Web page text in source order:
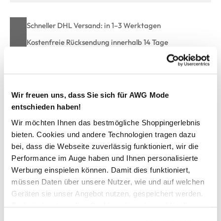
Wir freuen uns, dass Sie sich für AWG Mode
entschieden haben!
Wir möchten Ihnen das bestmögliche Shoppingerlebnis
bieten. Cookies und andere Technologien tragen dazu
bei, dass die Webseite zuverlässig funktioniert, wir die
Performance im Auge haben und Ihnen personalisierte
Werbung einspielen können. Damit dies funktioniert,
müssen Daten über unsere Nutzer, wie und auf welchen
Geräten sie unser Angebot nutzen, gespeichert werden.
Schneller DHL Versand: in 1–3 Werktagen
Kostenfreie Rücksendung innerhalb 14 Tage
Kostenlose Filiallieferung in Ihre Wunschfiliale
Zur Wunschliste hinzufügen
Herren Unterhose in langer Form
lange Herren Unterhose von Ceceba
in Doppelripp
elastischer Beinabschluss